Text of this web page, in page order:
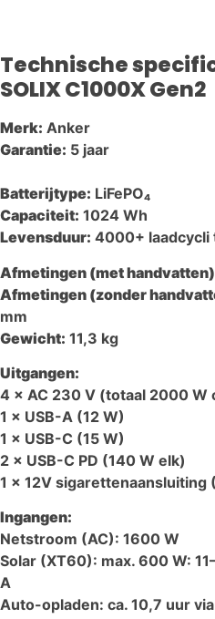
Technische
SOLIX C1000X Gen2
Merk: Anker
Garantie: 5 jaar
Batterijtype: LiFePO₄
Capaciteit: 1024 Wh
Levensduur: 4000+ laadcycli
Afmetingen (met
Afmetingen (zonder
mm
Gewicht: 11,3 kg
Uitgangen:
4 × AC 230 V (totaal 2000 W
1 × USB-A (12 W)
1 × USB-C (15 W)
2 × USB-C PD (140 W elk)
1 × 12V sigarettenaansluiting
Ingangen:
Netstroom (AC): 1600 W
Solar (XT60): max. 600 W:
A
Auto-opladen: ca. 10,7 uur